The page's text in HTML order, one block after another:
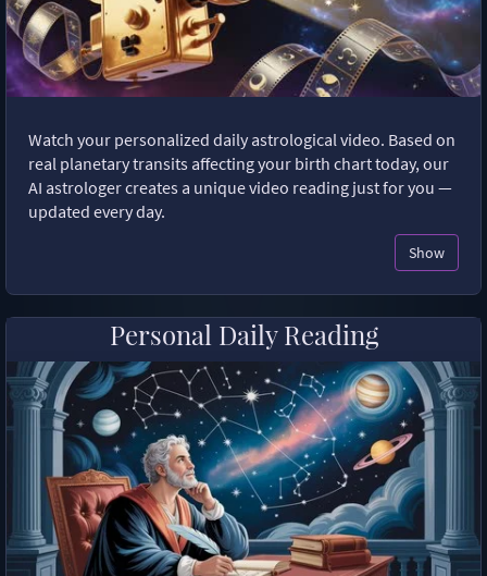
Watch your personalized daily astrological video. Based on
real planetary transits affecting your birth chart today, our
AI astrologer creates a unique video reading just for you —
updated every day.
Show
Personal Daily Reading